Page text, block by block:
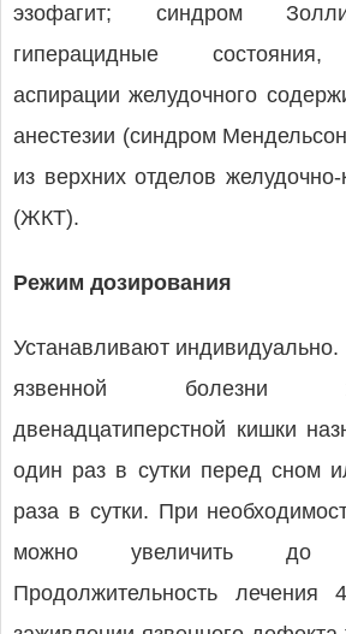
эзофагит; синдром
гиперацидные состояния,
аспирации желудочного
анестезии (синдром
из верхних отделов желудочно-
(ЖКТ).
Режим дозирования
Устанавливают
язвенной болезни
двенадцатиперстной кишки
один раз в сутки перед сном
раза в сутки. При
можно увеличить до
Продолжительность